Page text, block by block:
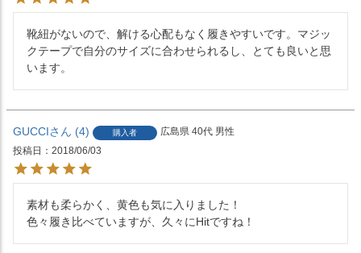
靴紐がないので、解ける心配もなく履きやすいです。マジッ
クテープで自分のサイズに合わせられるし、とても良いと思
います。
GUCCI 4 購入者 広島県 40代 男性
投稿日
2018/06/03
素材も柔らかく、黄色も気に入りました！
色々履き比べていますが、久々にHitですね！